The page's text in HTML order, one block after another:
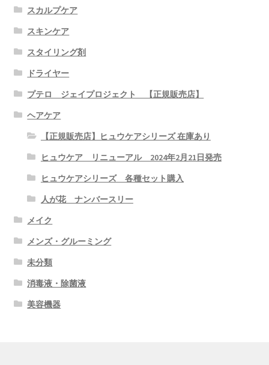
スカルプケア
スキンケア
スタイリング剤
ドライヤー
プテロ ジェイプロジェクト 【正規販売店】
ヘアケア
【正規販売店】ヒュウケアシリーズ 在庫あり
ヒュウケア リニューアル 2024年2月21日発売
ヒュウケアシリーズ 各種セット購入
人が花 ナンバースリー
メイク
メンズ・グルーミング
未分類
消毒液・除菌液
美容機器